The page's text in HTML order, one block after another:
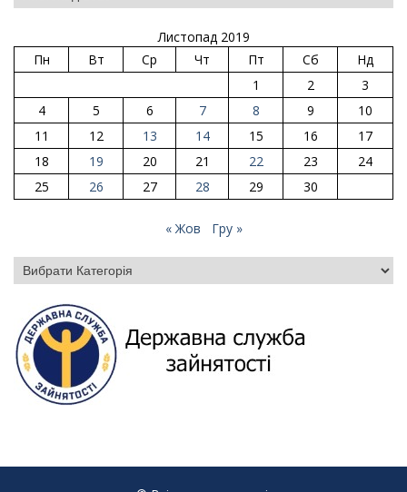
Листопад 2019
Пн
Вт Ср Чт Пт Сб
Нд
1
2
3
4
5 6 7 8 9
10
11
12 13 14 15 16
17
18
19 20 21 22 23
24
25
26 27 28 29 30
« Жов Гру »
Категорії